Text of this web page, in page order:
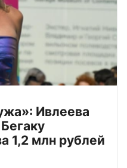
Ивлеева
1,2 млн рублей